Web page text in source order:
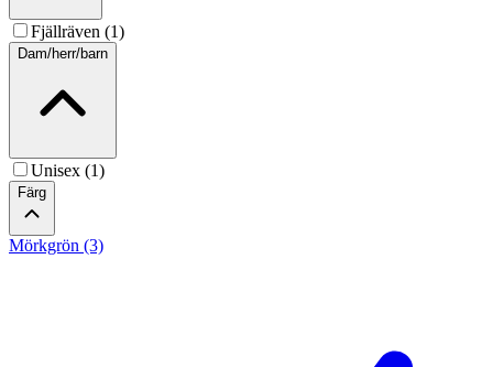
Fjällräven (1)
Dam/herr/barn
Unisex (1)
Färg
Mörkgrön (3)